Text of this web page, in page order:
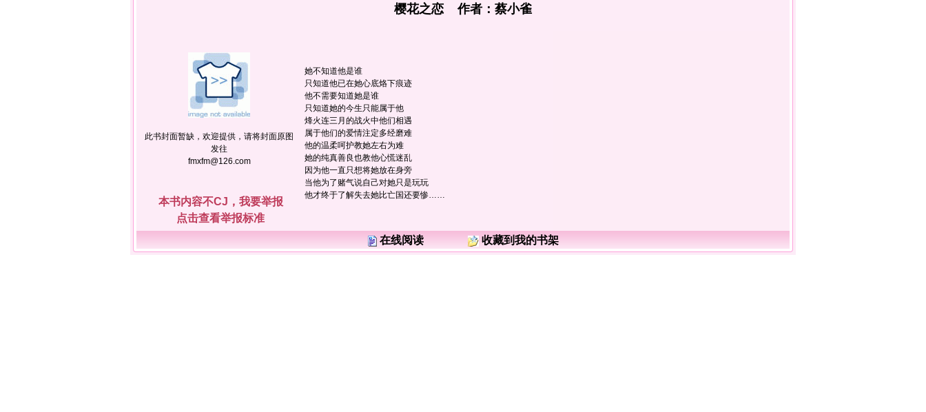
樱花之恋 作者： 蔡小雀
此书封面暂缺，欢迎提供，请将封面原图
发往
fmxfm@126.com
她不知道他是谁
只知道他已在她心底烙下痕迹
他不需要知道她是谁
只知道她的今生只能属于他
烽火连三月的战火中他们相遇
属于他们的爱情注定多经磨难
他的温柔呵护教她左右为难
她的纯真善良也教他心慌迷乱
因为他一直只想将她放在身旁
当他为了赌气说自己对她只是玩玩
他才终于了解失去她比亡国还要惨……
本书内容不CJ，我要举报
点击查看举报标准
在线阅读
收藏到我的书架